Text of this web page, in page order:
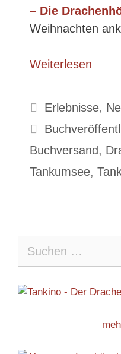
– Die
Weihnachten
Weiterlesen
Kategorien
Erlebnisse,
Schlagwörter
Buchversand ,
Tankumsee,
nach: